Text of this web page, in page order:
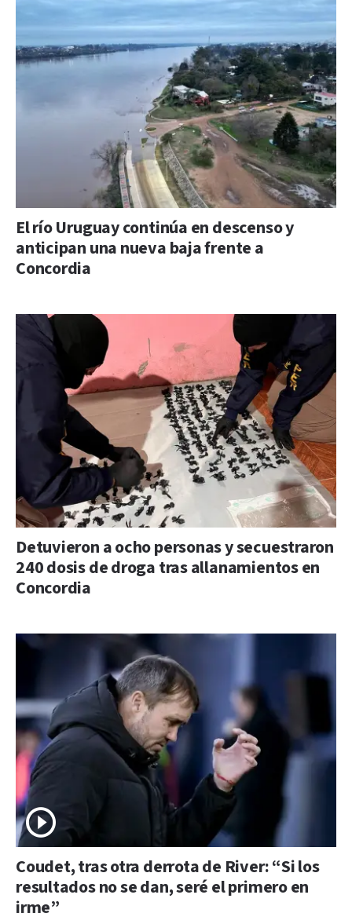
El río Uruguay continúa en descenso y
anticipan una nueva baja frente a
Concordia
Detuvieron a ocho personas y secuestraron
240 dosis de droga tras allanamientos en
Concordia
Coudet, tras otra derrota de River: “Si los
resultados no se dan, seré el primero en
irme”